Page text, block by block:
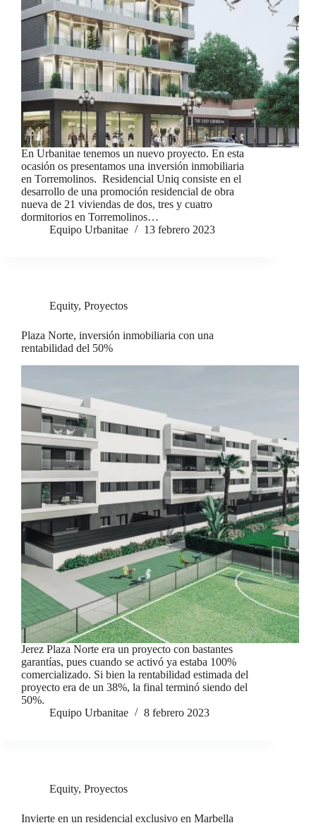
En Urbanitae tenemos un nuevo proyecto. En esta
ocasión os presentamos una inversión inmobiliaria
en Torremolinos. Residencial Uniq consiste en el
desarrollo de una promoción residencial de obra
nueva de 21 viviendas de dos, tres y cuatro
dormitorios en Torremolinos…
Equipo Urbanitae
13 febrero 2023
Equity, Proyectos
Plaza Norte, inversión inmobiliaria con una
rentabilidad del 50%
Jerez Plaza Norte era un proyecto con bastantes
garantías, pues cuando se activó ya estaba 100%
comercializado. Si bien la rentabilidad estimada del
proyecto era de un 38%, la final terminó siendo del
50%.
Equipo Urbanitae
8 febrero 2023
Equity, Proyectos
Invierte en un residencial exclusivo en Marbella